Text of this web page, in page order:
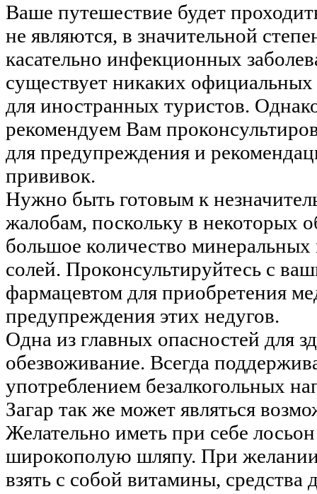
Ваше путешествие будет
не являются, в значительной
касательно инфекционных
существует никаких
для иностранных туристов.
рекомендуем Вам
для предупреждения и
прививок.
Нужно быть готовым к
жалобам, поскольку в некоторых
большое количество минеральных
солей. Проконсультируйтесь с
фармацевтом для приобретения
предупреждения этих недугов.
Одна из главных опасностей для
обезвоживание. Всегда
употреблением безалкогольных
Загар так же может являться
Желательно иметь при себе лосьон
широкополую шляпу. При
взять с собой витамины, средства